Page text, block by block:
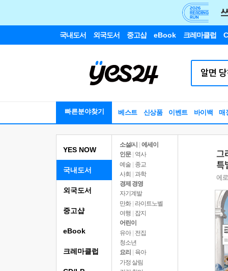
국내도서 외국도서 중고샵 eBook 크레마클럽
빠른분야찾기 베스트 신상품 이벤트 바이백 매
YES NOW
국내도서
소설/시
에세이
인문
역사
예술 | 종교
사회 | 과학
경제 경영
자기계발
만화 | 라이트노벨
여행
잡지
어린이
유아 | 전집
청소년
요리
육아
가정 살림
외국도서
중고샵
eBook
크레마클럽